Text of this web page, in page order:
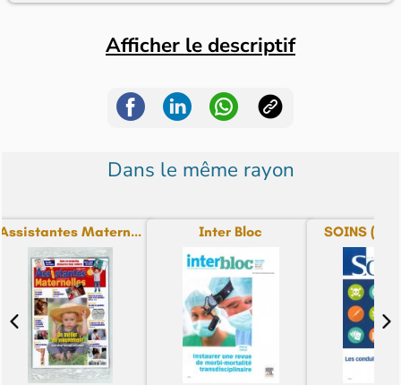
Afficher le descriptif
Dans le même rayon
Assistantes Matern... Inter Bloc SOINS (la